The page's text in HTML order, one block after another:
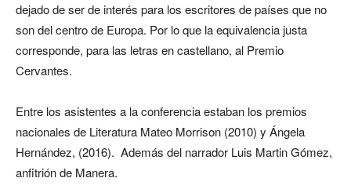
dejado de ser de interés para los escritores de países que no
son del centro de Europa. Por lo que la equivalencia justa
corresponde, para las letras en castellano, al Premio
Cervantes.
Entre los asistentes a la conferencia estaban los premios
nacionales de Literatura Mateo Morrison (2010) y Ángela
Hernández, (2016). Además del narrador Luis Martin Gómez,
anfitrión de Manera.